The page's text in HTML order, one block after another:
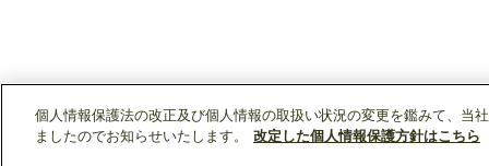
個人情報保護法の改正及び個人情報の取扱い状況の変更を鑑みて、当
ましたのでお知らせいたします。
改定した個人情報保護方針はこちら